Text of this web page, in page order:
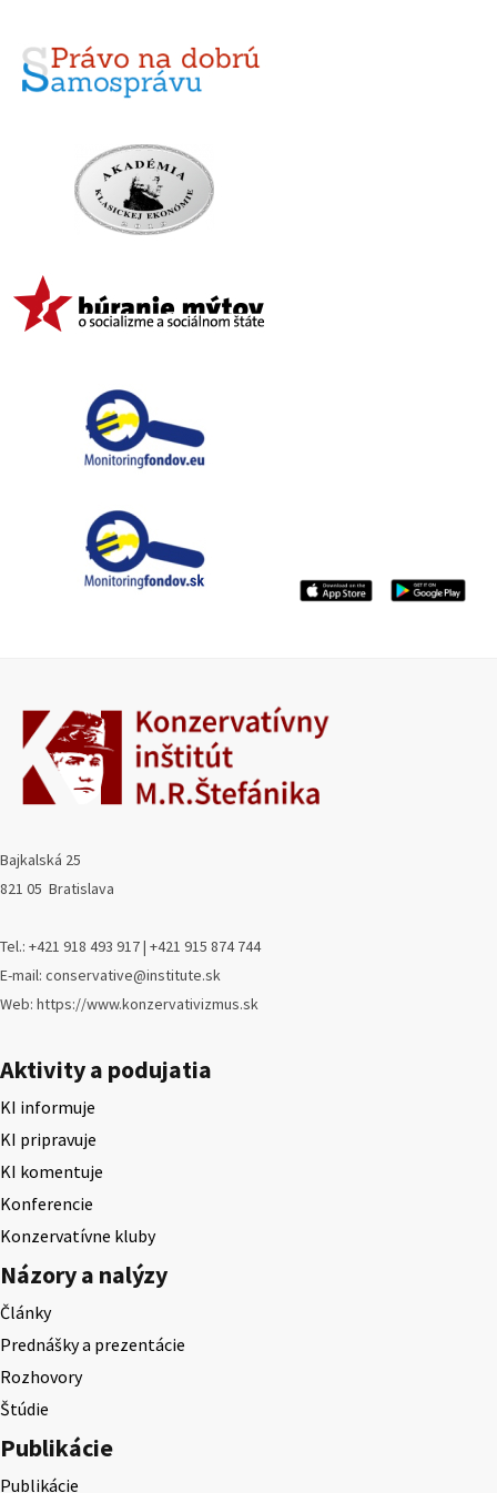
Bajkalská 25
821 05 Bratislava
Tel.: +421 918 493 917 | +421 915 874 744
E-mail: conservative@institute.sk
Web: https://www.konzervativizmus.sk
Aktivity a podujatia
KI informuje
KI pripravuje
KI komentuje
Konferencie
Konzervatívne kluby
Názory a nalýzy
Články
Prednášky a prezentácie
Rozhovory
Štúdie
Publikácie
Publikácie